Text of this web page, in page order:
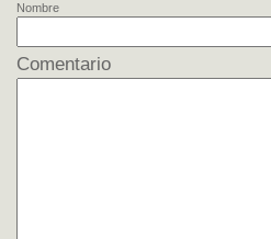
Nombre
Comentario